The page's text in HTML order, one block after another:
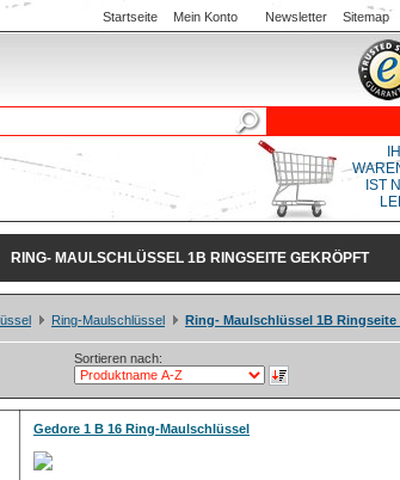
Startseite Mein Konto Newsletter Sitemap
IST
RING- MAULSCHLÜSSEL 1B RINGSEITE GEKRÖPFT
Ring-Maulschlüssel Ring- Maulschlüssel 1B
Sortieren nach:
Gedore 1 B 16 Ring-Maulschlüssel